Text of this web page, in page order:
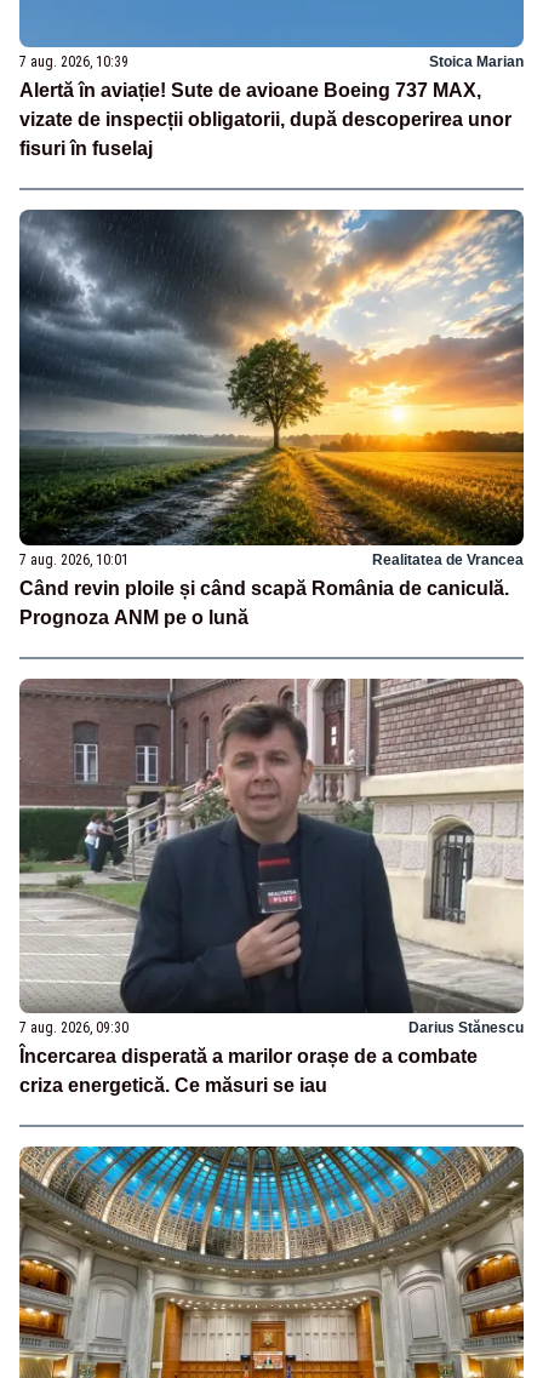
7 aug. 2026, 10:39 Stoica Marian
Alertă în aviație! Sute de avioane Boeing 737 MAX,
vizate de inspecții obligatorii, după descoperirea unor
fisuri în fuselaj
7 aug. 2026, 10:01 Realitatea de Vrancea
Când revin ploile și când scapă România de caniculă.
Prognoza ANM pe o lună
7 aug. 2026, 09:30 Darius Stănescu
Încercarea disperată a marilor orașe de a combate
criza energetică. Ce măsuri se iau